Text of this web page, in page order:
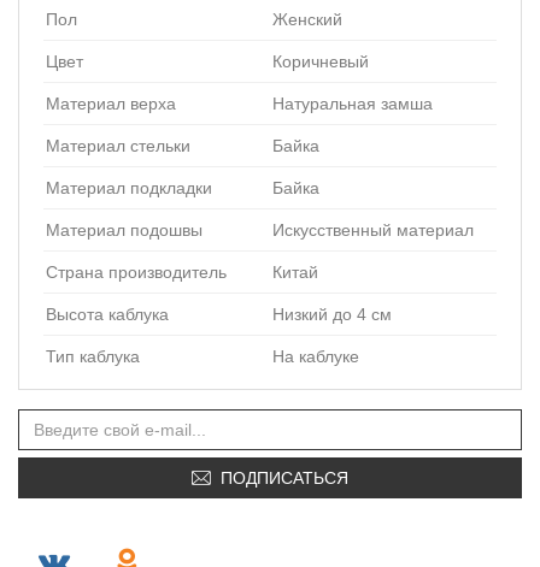
Пол Женский
Цвет Коричневый
Материал верха Натуральная замша
Материал стельки Байка
Материал подкладки Байка
Материал подошвы Искусственный материал
Страна производитель Китай
Высота каблука Низкий до 4 см
Тип каблука На каблуке
ПОДПИСАТЬСЯ